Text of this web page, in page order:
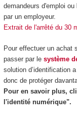
demandeurs d'emploi
par un employeur.
Extrait de l'arrêté du 30
Pour effectuer un achat
passer par le système
solution d’identification
donc de protéger
Pour en savoir plus,
l'identité numérique".